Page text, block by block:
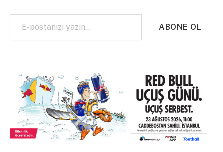
E-postanızı yazın…
ABONE OL